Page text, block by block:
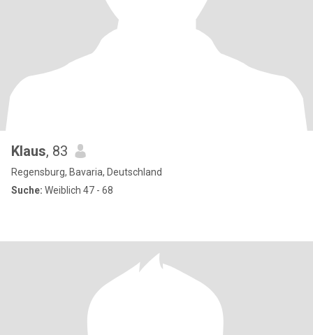
Klaus, 83
Regensburg, Bavaria, Deutschland
Suche: Weiblich 47 - 68